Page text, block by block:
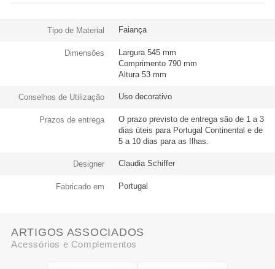
Tipo de Material Faiança
Dimensões
Largura 545 mm
Comprimento 790 mm
Altura 53 mm
Conselhos de Utilização Uso decorativo
Prazos de entrega
O prazo previsto de entrega são de 1 a 3
dias úteis para Portugal Continental e de
5 a 10 dias para as Ilhas.
Designer Claudia Schiffer
Fabricado em Portugal
ARTIGOS ASSOCIADOS
Acessórios e Complementos